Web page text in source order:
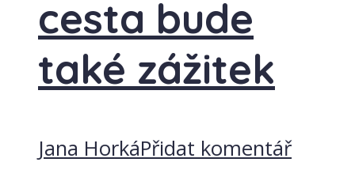
cesta bude
také zážitek
Jana HorkáPřidat komentář